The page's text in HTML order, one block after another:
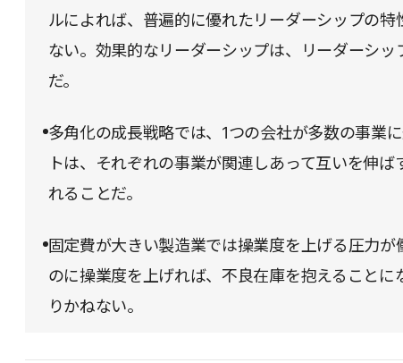
ルによれば、普遍的に優れたリーダーシップの特
ない。効果的なリーダーシップは、リーダーシッ
だ。
多角化の成長戦略では、1つの会社が多数の事業
トは、それぞれの事業が関連しあって互いを伸ば
れることだ。
固定費が大きい製造業では操業度を上げる圧力が
のに操業度を上げれば、不良在庫を抱えることに
りかねない。